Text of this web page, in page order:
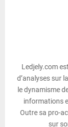
Ledjely.com
d’analyses sur
le dynamisme
informations
Outre sa pro-
sur